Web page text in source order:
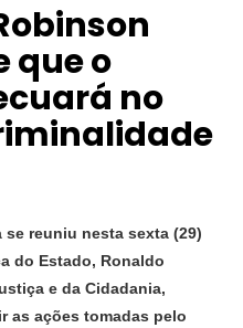
que o
no
reuniu nesta sexta (29)
do Estado, Ronaldo
e da Cidadania,
as ações tomadas pelo